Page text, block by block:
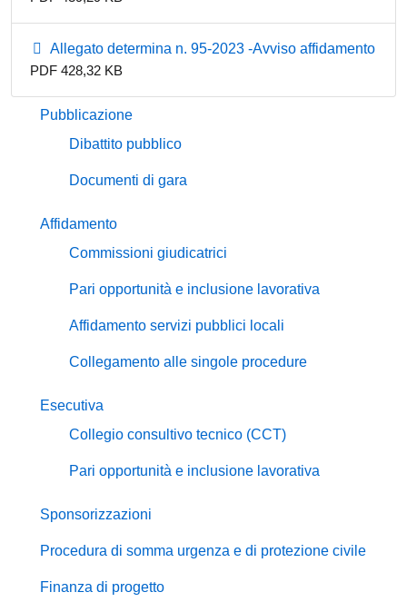
Allegato determina n. 95-2023 -Avviso affidamento
PDF 428,32 KB
Pubblicazione
Dibattito pubblico
Documenti di gara
Affidamento
Commissioni giudicatrici
Pari opportunità e inclusione lavorativa
Affidamento servizi pubblici locali
Collegamento alle singole procedure
Esecutiva
Collegio consultivo tecnico (CCT)
Pari opportunità e inclusione lavorativa
Sponsorizzazioni
Procedura di somma urgenza e di protezione civile
Finanza di progetto